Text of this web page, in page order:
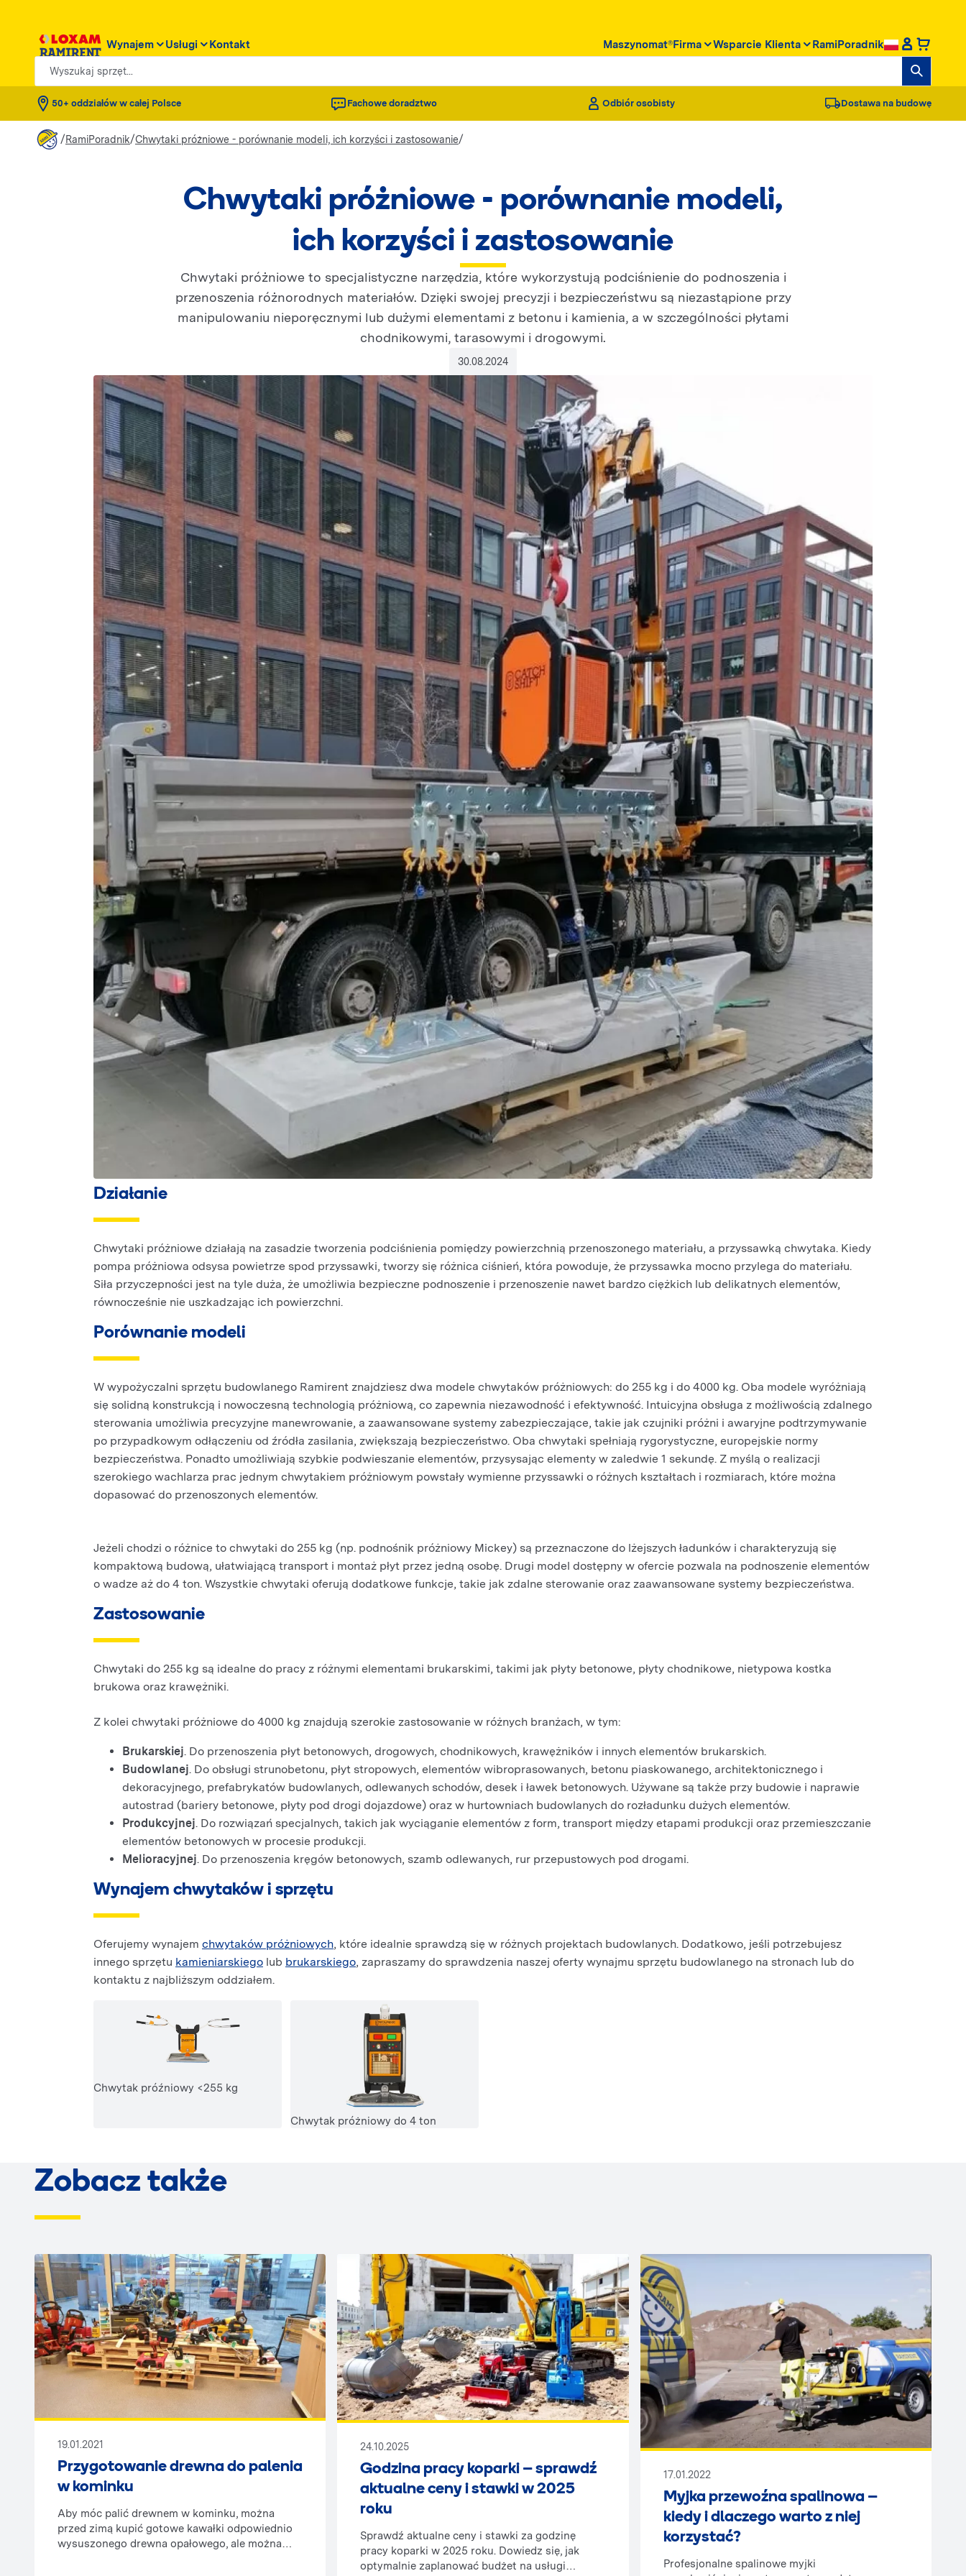
Wynajem Usługi Kontakt Maszynomat®Firma Wsparcie Klienta RamiPoradnik
Wyszukaj sprzęt...
50+ oddziałów w całej Polsce Fachowe doradztwo Odbiór osobisty Dostawa na budowę
/RamiPoradnik/Chwytaki próżniowe - porównanie modeli, ich korzyści i zastosowanie/
Chwytaki próżniowe - porównanie modeli,
ich korzyści i zastosowanie
Chwytaki próżniowe to specjalistyczne narzędzia, które wykorzystują podciśnienie do podnoszenia i
przenoszenia różnorodnych materiałów. Dzięki swojej precyzji i bezpieczeństwu są niezastąpione przy
manipulowaniu nieporęcznymi lub dużymi elementami z betonu i kamienia, a w szczególności płytami
chodnikowymi, tarasowymi i drogowymi.
30.08.2024
Działanie
Chwytaki próżniowe działają na zasadzie tworzenia podciśnienia pomiędzy powierzchnią przenoszonego materiału, a przyssawką chwytaka. Kiedy
pompa próżniowa odsysa powietrze spod przyssawki, tworzy się różnica ciśnień, która powoduje, że przyssawka mocno przylega do materiału.
Siła przyczepności jest na tyle duża, że umożliwia bezpieczne podnoszenie i przenoszenie nawet bardzo ciężkich lub delikatnych elementów,
równocześnie nie uszkadzając ich powierzchni.
Porównanie modeli
W wypożyczalni sprzętu budowlanego Ramirent znajdziesz dwa modele chwytaków próżniowych: do 255 kg i do 4000 kg. Oba modele wyróżniają
się solidną konstrukcją i nowoczesną technologią próżniową, co zapewnia niezawodność i efektywność. Intuicyjna obsługa z możliwością zdalnego
sterowania umożliwia precyzyjne manewrowanie, a zaawansowane systemy zabezpieczające, takie jak czujniki próżni i awaryjne podtrzymywanie
po przypadkowym odłączeniu od źródła zasilania, zwiększają bezpieczeństwo. Oba chwytaki spełniają rygorystyczne, europejskie normy
bezpieczeństwa. Ponadto umożliwiają szybkie podwieszanie elementów, przysysając elementy w zaledwie 1 sekundę. Z myślą o realizacji
szerokiego wachlarza prac jednym chwytakiem próżniowym powstały wymienne przyssawki o różnych kształtach i rozmiarach, które można
dopasować do przenoszonych elementów.
Jeżeli chodzi o różnice to chwytaki do 255 kg (np. podnośnik próżniowy Mickey) są przeznaczone do lżejszych ładunków i charakteryzują się
kompaktową budową, ułatwiającą transport i montaż płyt przez jedną osobę. Drugi model dostępny w ofercie pozwala na podnoszenie elementów
o wadze aż do 4 ton. Wszystkie chwytaki oferują dodatkowe funkcje, takie jak zdalne sterowanie oraz zaawansowane systemy bezpieczeństwa.
Zastosowanie
Chwytaki do 255 kg są idealne do pracy z różnymi elementami brukarskimi, takimi jak płyty betonowe, płyty chodnikowe, nietypowa kostka
brukowa oraz krawężniki.
Z kolei chwytaki próżniowe do 4000 kg znajdują szerokie zastosowanie w różnych branżach, w tym:
Brukarskiej. Do przenoszenia płyt betonowych, drogowych, chodnikowych, krawężników i innych elementów brukarskich.
Budowlanej. Do obsługi strunobetonu, płyt stropowych, elementów wibroprasowanych, betonu piaskowanego, architektonicznego i
dekoracyjnego, prefabrykatów budowlanych, odlewanych schodów, desek i ławek betonowych. Używane są także przy budowie i naprawie
autostrad (bariery betonowe, płyty pod drogi dojazdowe) oraz w hurtowniach budowlanych do rozładunku dużych elementów.
Produkcyjnej. Do rozwiązań specjalnych, takich jak wyciąganie elementów z form, transport między etapami produkcji oraz przemieszczanie
elementów betonowych w procesie produkcji.
Melioracyjnej. Do przenoszenia kręgów betonowych, szamb odlewanych, rur przepustowych pod drogami.
Wynajem chwytaków i sprzętu
Oferujemy wynajem chwytaków próżniowych, które idealnie sprawdzą się w różnych projektach budowlanych. Dodatkowo, jeśli potrzebujesz
innego sprzętu kamieniarskiego lub brukarskiego, zapraszamy do sprawdzenia naszej oferty wynajmu sprzętu budowlanego na stronach lub do
kontaktu z najbliższym oddziałem.
Chwytak próźniowy <255 kg
Chwytak próżniowy do 4 ton
Zobacz także
19.01.2021
Przygotowanie drewna do palenia
w kominku
Aby móc palić drewnem w kominku, można
przed zimą kupić gotowe kawałki odpowiednio
wysuszonego drewna opałowego, ale można
24.10.2025
Godzina pracy koparki – sprawdź
aktualne ceny i stawki w 2025
roku
Sprawdź aktualne ceny i stawki za godzinę
pracy koparki w 2025 roku. Dowiedz się, jak
optymalnie zaplanować budżet na usługi
17.01.2022
Myjka przewoźna spalinowa –
kiedy i dlaczego warto z niej
korzystać?
Profesjonalne spalinowe myjki